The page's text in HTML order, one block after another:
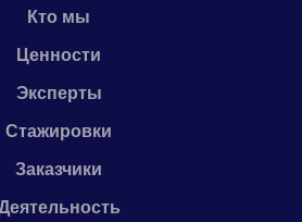
Кто мы
Ценности
Эксперты
Стажировки
Заказчики